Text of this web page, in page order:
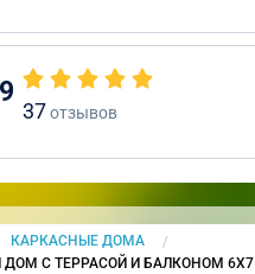
37отзывов
КАРКАСНЫЕ ДОМА
С ТЕРРАСОЙ И БАЛКОНОМ 6Х7